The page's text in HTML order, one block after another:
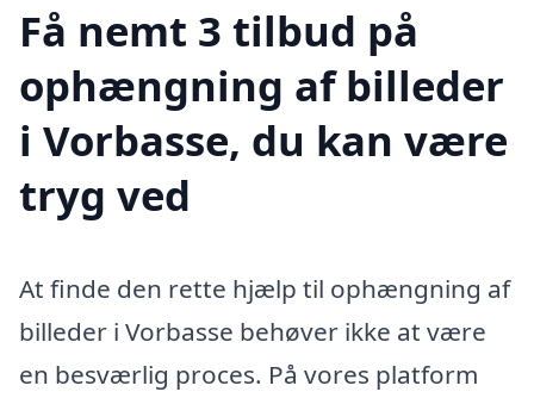
Få nemt 3 tilbud på
ophængning af billeder
i Vorbasse, du kan være
tryg ved
At finde den rette hjælp til ophængning af
billeder i Vorbasse behøver ikke at være
en besværlig proces. På vores platform